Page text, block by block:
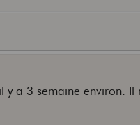
a 3 semaine environ. Il